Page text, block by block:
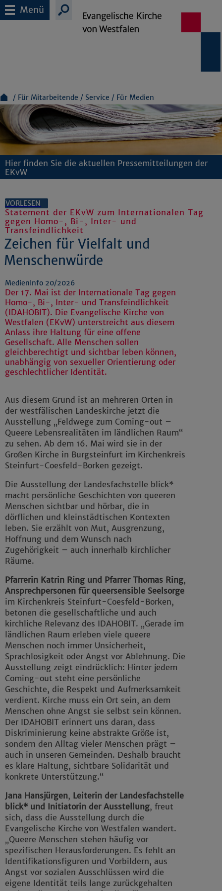
Menü
Für Mitarbeitende Service Für Medien
Hier finden Sie die aktuellen Pressemitteilungen der
EKvW
VORLESEN
Statement der EKvW zum Internationalen Tag
gegen Homo-, Bi-, Inter- und
Transfeindlichkeit
Zeichen für Vielfalt und
Menschenwürde
MedienInfo 20/2026
Der 17. Mai ist der Internationale Tag gegen
Homo-, Bi-, Inter- und Transfeindlichkeit
(IDAHOBIT). Die Evangelische Kirche von
Westfalen (EKvW) unterstreicht aus diesem
Anlass ihre Haltung für eine offene
Gesellschaft. Alle Menschen sollen
gleichberechtigt und sichtbar leben können,
unabhängig von sexueller Orientierung oder
geschlechtlicher Identität.
Aus diesem Grund ist an mehreren Orten in
der westfälischen Landeskirche jetzt die
Ausstellung „Feldwege zum Coming-out –
Queere Lebensrealitäten im ländlichen Raum“
zu sehen. Ab dem 16. Mai wird sie in der
Großen Kirche in Burgsteinfurt im Kirchenkreis
Steinfurt-Coesfeld-Borken gezeigt.
Die Ausstellung der Landesfachstelle blick*
macht persönliche Geschichten von queeren
Menschen sichtbar und hörbar, die in
dörflichen und kleinstädtischen Kontexten
leben. Sie erzählt von Mut, Ausgrenzung,
Hoffnung und dem Wunsch nach
Zugehörigkeit – auch innerhalb kirchlicher
Räume.
Pfarrerin Katrin Ring und Pfarrer Thomas Ring,
Ansprechpersonen für queersensible Seelsorge
im Kirchenkreis Steinfurt-Coesfeld-Borken,
betonen die gesellschaftliche und auch
kirchliche Relevanz des IDAHOBIT. „Gerade im
ländlichen Raum erleben viele queere
Menschen noch immer Unsicherheit,
Sprachlosigkeit oder Angst vor Ablehnung. Die
Ausstellung zeigt eindrücklich: Hinter jedem
Coming-out steht eine persönliche
Geschichte, die Respekt und Aufmerksamkeit
verdient. Kirche muss ein Ort sein, an dem
Menschen ohne Angst sie selbst sein können.
Der IDAHOBIT erinnert uns daran, dass
Diskriminierung keine abstrakte Größe ist,
sondern den Alltag vieler Menschen prägt –
auch in unseren Gemeinden. Deshalb braucht
es klare Haltung, sichtbare Solidarität und
konkrete Unterstützung.“
Jana Hansjürgen, Leiterin der Landesfachstelle
blick* und Initiatorin der Ausstellung, freut
sich, dass die Ausstellung durch die
Evangelische Kirche von Westfalen wandert.
„Queere Menschen stehen häufig vor
spezifischen Herausforderungen. Es fehlt an
Identifikationsfiguren und Vorbildern, aus
Angst vor sozialen Ausschlüssen wird die
eigene Identität teils lange zurückgehalten